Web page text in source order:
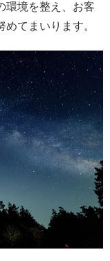
環境を整え、お客
めてまいります。